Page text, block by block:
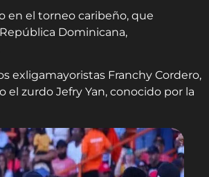
en el torneo caribeño, que
Dominicana,
exligamayoristas Franchy Cordero,
el zurdo Jefry Yan, conocido por la